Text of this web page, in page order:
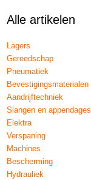
Alle artikelen
Lagers
Gereedschap
Pneumatiek
Bevestigingsmaterialen
Aandrijftechniek
Slangen en appendages
Elektra
Verspaning
Machines
Bescherming
Hydrauliek